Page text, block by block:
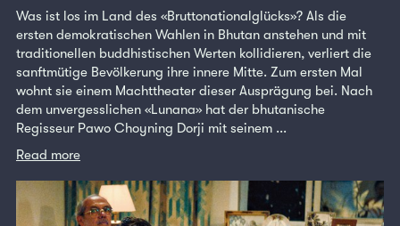
Was ist los im Land des «Bruttonationalglücks»? Als die
ersten demokratischen Wahlen in Bhutan anstehen und mit
traditionellen buddhistischen Werten kollidieren, verliert die
sanftmütige Bevölkerung ihre innere Mitte. Zum ersten Mal
wohnt sie einem Machttheater dieser Ausprägung bei. Nach
dem unvergesslichen «Lunana» hat der bhutanische
Regisseur Pawo Choyning Dorji mit seinem ...
Read more